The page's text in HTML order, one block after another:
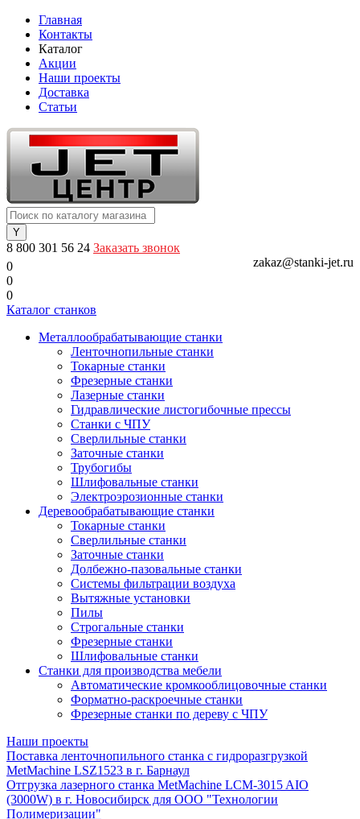
Главная
Контакты
Каталог
Акции
Наши проекты
Доставка
Статьи
8 800 301 56 24 Заказать звонок
zakaz@stanki-jet.ru
0
0
0
Каталог станков
Металлообрабатывающие станки
Ленточнопильные станки
Токарные станки
Фрезерные станки
Лазерные станки
Гидравлические листогибочные прессы
Станки с ЧПУ
Сверлильные станки
Заточные станки
Трубогибы
Шлифовальные станки
Электроэрозионные станки
Деревообрабатывающие станки
Токарные станки
Сверлильные станки
Заточные станки
Долбежно-пазовальные станки
Системы фильтрации воздуха
Вытяжные установки
Пилы
Строгальные станки
Фрезерные станки
Шлифовальные станки
Станки для производства мебели
Автоматические кромкооблицовочные станки
Форматно-раскроечные станки
Фрезерные станки по дереву с ЧПУ
Наши проекты
Поставка ленточнопильного станка c гидроразгрузкой
MetMachine LSZ1523 в г. Барнаул
Отгрузка лазерного станка MetMachine LCM-3015 AIO
(3000W) в г. Новосибирск для ООО "Технологии
Полимеризации"